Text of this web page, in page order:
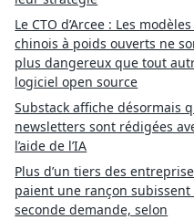
Le CTO d’Arcee : Les modèles
chinois à poids ouverts ne
plus dangereux que tout
logiciel open source
Substack affiche désormais
newsletters sont rédigées
l’aide de l’IA
Plus d’un tiers des
paient une rançon subissent
seconde demande, selon